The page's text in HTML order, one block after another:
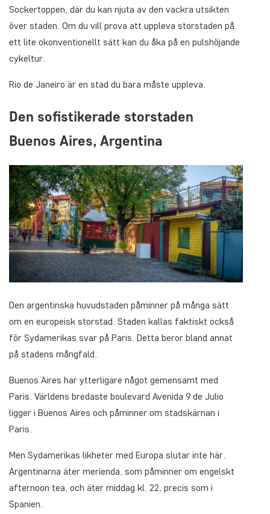
Sockertoppen, där du kan njuta av den vackra utsikten
över staden. Om du vill prova att uppleva storstaden på
ett lite okonventionellt sätt kan du åka på en pulshöjande
cykeltur.
Rio de Janeiro är en stad du bara måste uppleva.
Den sofistikerade storstaden
Buenos Aires, Argentina
Den argentinska huvudstaden påminner på många sätt
om en europeisk storstad. Staden kallas faktiskt också
för Sydamerikas svar på Paris. Detta beror bland annat
på stadens mångfald.
Buenos Aires har ytterligare något gemensamt med
Paris. Världens bredaste boulevard Avenida 9 de Julio
ligger i Buenos Aires och påminner om stadskärnan i
Paris.
Men Sydamerikas likheter med Europa slutar inte här.
Argentinarna äter merienda, som påminner om engelskt
afternoon tea, och äter middag kl. 22, precis som i
Spanien.